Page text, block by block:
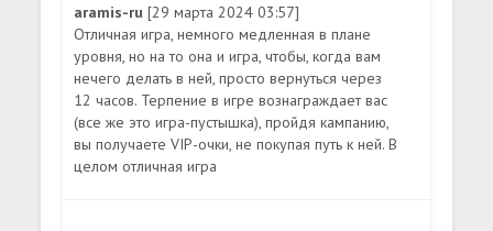
aramis-ru[29 марта 2024 03:57]
Отличная игра, немного медленная в плане
уровня, но на то она и игра, чтобы, когда вам
нечего делать в ней, просто вернуться через
12 часов. Терпение в игре вознаграждает вас
(все же это игра-пустышка), пройдя кампанию,
вы получаете VIP-очки, не покупая путь к ней. В
целом отличная игра